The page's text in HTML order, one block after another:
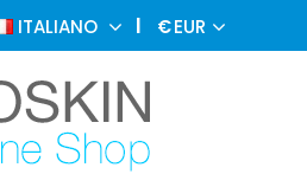
ITALIANO €EUR